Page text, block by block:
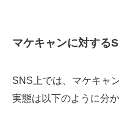
マケキャンに対する
SNS上では、マケキャ
実態は以下のように分か